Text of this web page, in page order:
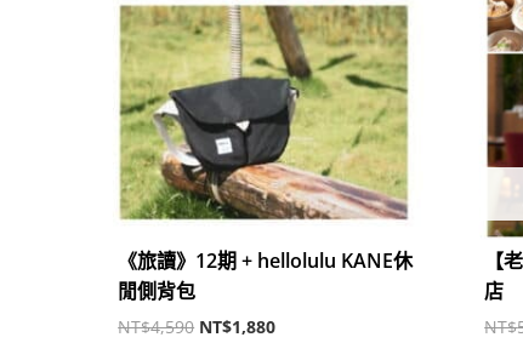
《旅讀》12期 + hellolulu KANE休
閒側背包
NT$4,590 NT$1,880
【
店
NT$